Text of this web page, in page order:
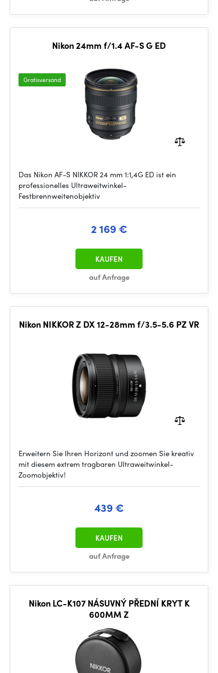
Nikon 24mm f/1.4 AF-S G ED
Gratisversand
Das Nikon AF-S NIKKOR 24 mm 1:1,4G ED ist ein
professionelles Ultraweitwinkel-
Festbrennweitenobjektiv
2 169 €
auf Anfrage
KAUFEN
Nikon NIKKOR Z DX 12-28mm f/3.5-5.6 PZ VR
Erweitern Sie Ihren Horizont und zoomen Sie kreativ
mit diesem extrem tragbaren Ultraweitwinkel-
Zoomobjektiv!
439 €
auf Anfrage
KAUFEN
Nikon LC-K107 NÁSUVNÝ PŘEDNÍ KRYT K
600MM Z